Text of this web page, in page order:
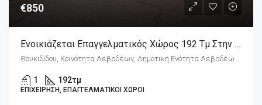
€850
Ενοικιάζεται Επαγγελματικός Χώρος 192 Τμ Στην Λιβαδειά Βοιωτίας.
Θουκιδίδου, Κοινότητα Λεβαδέων, Δημοτική Ενότητα Λεβαδέων, Δήμος Λεβαδέων, Περιφερειακή Ενότητα Βοιωτίας, Περιφέρεια Στερεάς Ελλάδας, Αποκεντρωμένη Διοίκηση Θεσσαλίας - Στερεάς Ελλάδος, 321 00, Ελλάδα
1 192τμ
ΕΠΙΧΕΊΡΗΣΗ, ΕΠΑΓΓΕΛΜΑΤΙΚΟΊ ΧΏΡΟΙ